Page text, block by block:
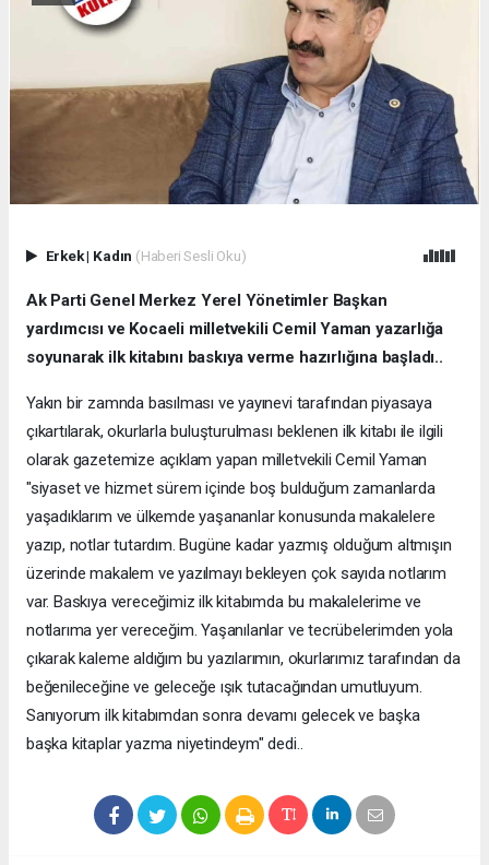
Erkek| Kadın (Haberi Sesli Oku)
Ak Parti Genel Merkez Yerel Yönetimler Başkan
yardımcısı ve Kocaeli milletvekili Cemil Yaman yazarlığa
soyunarak ilk kitabını baskıya verme hazırlığına başladı..
Yakın bir zamnda basılması ve yayınevi tarafından piyasaya
çıkartılarak, okurlarla buluşturulması beklenen ilk kitabı ile ilgili
olarak gazetemize açıklam yapan milletvekili Cemil Yaman
"siyaset ve hizmet sürem içinde boş bulduğum zamanlarda
yaşadıklarım ve ülkemde yaşananlar konusunda makalelere
yazıp, notlar tutardım. Bugüne kadar yazmış olduğum altmışın
üzerinde makalem ve yazılmayı bekleyen çok sayıda notlarım
var. Baskıya vereceğimiz ilk kitabımda bu makalelerime ve
notlarıma yer vereceğim. Yaşanılanlar ve tecrübelerimden yola
çıkarak kaleme aldığım bu yazılarımın, okurlarımız tarafından da
beğenileceğine ve geleceğe ışık tutacağından umutluyum.
Sanıyorum ilk kitabımdan sonra devamı gelecek ve başka
başka kitaplar yazma niyetindeym" dedi..